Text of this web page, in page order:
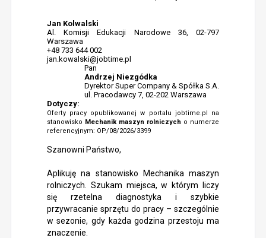
Jan Kolwalski
Al. Komisji Edukacji Narodowe 36, 02-797
Warszawa
+48 733 644 002
jan.kowalski@jobtime.pl
Pan
Andrzej Niezgódka
Dyrektor Super Company & Spółka S.A.
ul. Pracodawcy 7, 02-202 Warszawa
Dotyczy:
Oferty pracy opublikowanej w portalu jobtime.pl na
stanowisko Mechanik maszyn rolniczych o numerze
referencyjnym: OP/08/2026/3399
Szanowni Państwo,
Aplikuję na stanowisko Mechanika maszyn
rolniczych. Szukam miejsca, w którym liczy
się rzetelna diagnostyka i szybkie
przywracanie sprzętu do pracy – szczególnie
w sezonie, gdy każda godzina przestoju ma
znaczenie.